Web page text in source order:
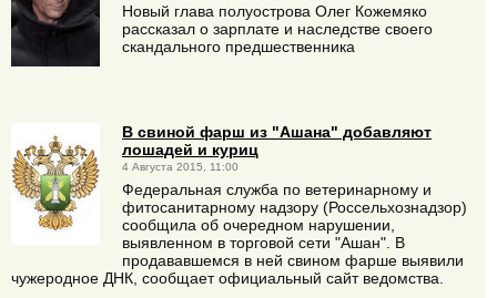
Новый глава полуострова Олег Кожемяко
рассказал о зарплате и наследстве своего
скандального предшественника
В свиной фарш из "Ашана" добавляют
лошадей и куриц
4 Августа 2015, 11:00
Федеральная служба по ветеринарному и
фитосанитарному надзору (Россельхознадзор)
сообщила об очередном нарушении,
выявленном в торговой сети "Ашан". В
продававшемся в ней свином фарше выявили
чужеродное ДНК, сообщает официальный сайт ведомства.